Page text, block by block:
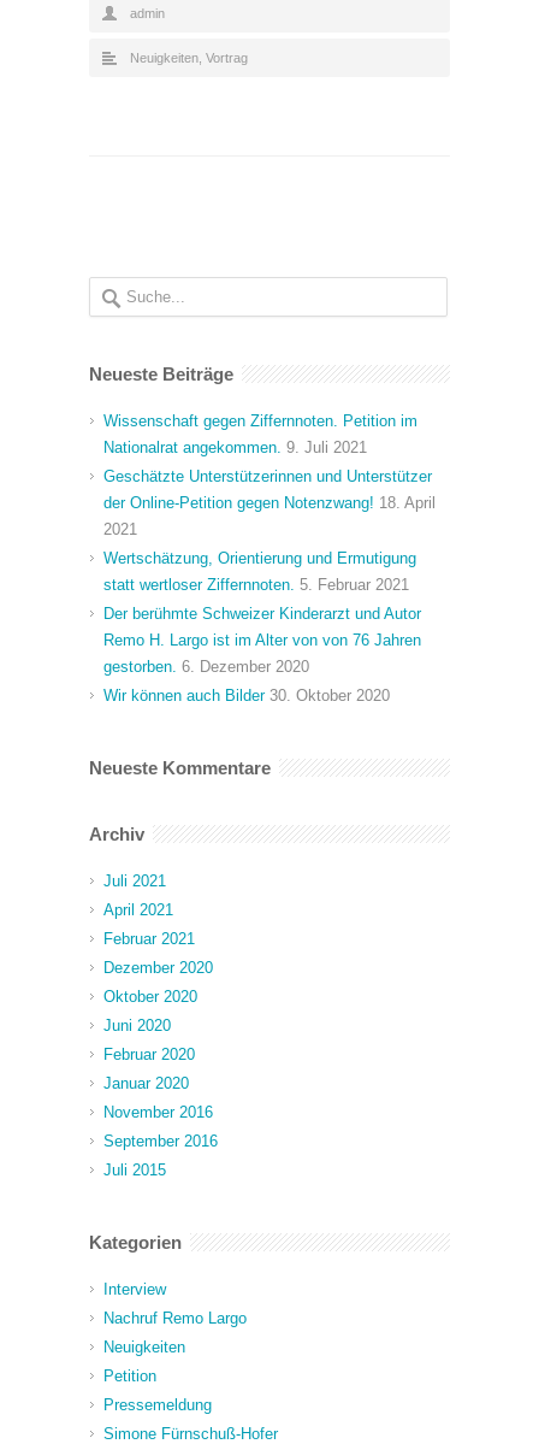
admin
Neuigkeiten Vortrag
Neueste Beiträge
Wissenschaft gegen Ziffernnoten. Petition im
Nationalrat angekommen. 9. Juli 2021
Geschätzte Unterstützerinnen und Unterstützer
der Online-Petition gegen Notenzwang! 18. April
2021
Wertschätzung, Orientierung und Ermutigung
statt wertloser Ziffernnoten. 5. Februar 2021
Der berühmte Schweizer Kinderarzt und Autor
Remo H. Largo ist im Alter von von 76 Jahren
gestorben. 6. Dezember 2020
Wir können auch Bilder 30. Oktober 2020
Neueste Kommentare
Archiv
Juli 2021
April 2021
Februar 2021
Dezember 2020
Oktober 2020
Juni 2020
Februar 2020
Januar 2020
November 2016
September 2016
Juli 2015
Kategorien
Interview
Nachruf Remo Largo
Neuigkeiten
Petition
Pressemeldung
Simone Fürnschuß-Hofer